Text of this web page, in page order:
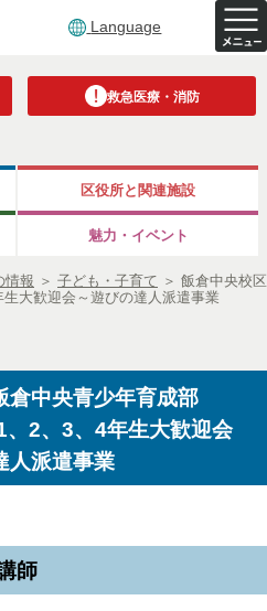
Language
救急医療・消防
区役所と関連施設
魅力・イベント
情報 ＞ 子ども・子育て ＞ 飯倉中央校区
大歓迎会～遊びの達人派遣事業
中央青少年育成部
2、3、4年生大歓迎会
人派遣事業
師